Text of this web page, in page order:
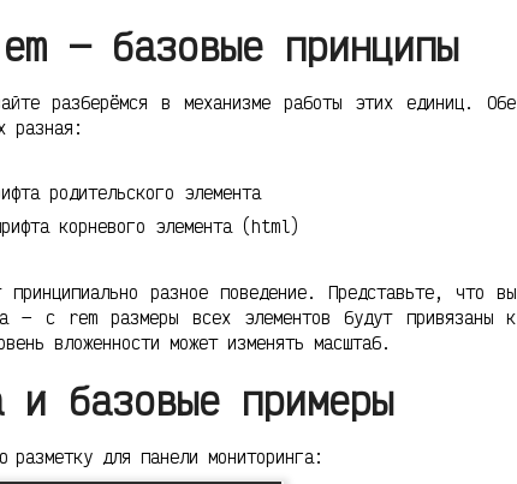
— базовые принципы
разберёмся в механизме работы этих единиц. Обе
разная:
родительского элемента
корневого элемента (html)
разное поведение. Представьте, что вы
— с rem размеры всех элементов будут привязаны к
вложенности может изменять масштаб.
и базовые примеры
для панели мониторинга: